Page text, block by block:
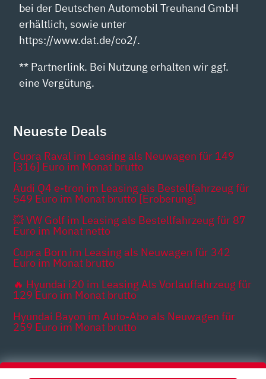
bei der Deutschen Automobil Treuhand GmbH
erhältlich, sowie unter
https://www.dat.de/co2/.
** Partnerlink. Bei Nutzung erhalten wir ggf.
eine Vergütung.
Neueste Deals
Cupra Raval im Leasing als Neuwagen für 149
[316] Euro im Monat brutto
Audi Q4 e-tron im Leasing als Bestellfahrzeug für
549 Euro im Monat brutto [Eroberung]
💥 VW Golf im Leasing als Bestellfahrzeug für 87
Euro im Monat netto
Cupra Born im Leasing als Neuwagen für 342
Euro im Monat brutto
🔥 Hyundai i20 im Leasing Als Vorlauffahrzeug für
129 Euro im Monat brutto
Hyundai Bayon im Auto-Abo als Neuwagen für
259 Euro im Monat brutto